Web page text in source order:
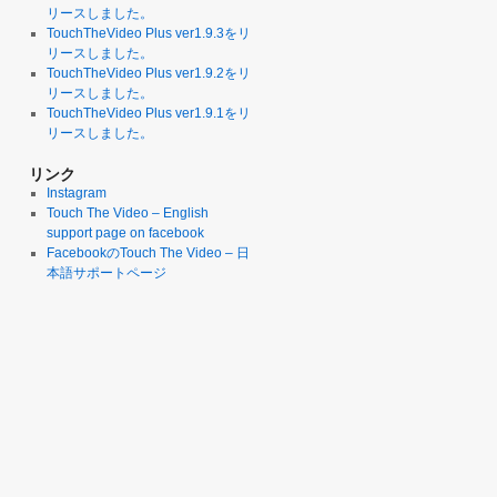
リースしました。
TouchTheVideo Plus ver1.9.3をリ
リースしました。
TouchTheVideo Plus ver1.9.2をリ
リースしました。
TouchTheVideo Plus ver1.9.1をリ
リースしました。
リンク
Instagram
Touch The Video – English
support page on facebook
FacebookのTouch The Video – 日
本語サポートページ